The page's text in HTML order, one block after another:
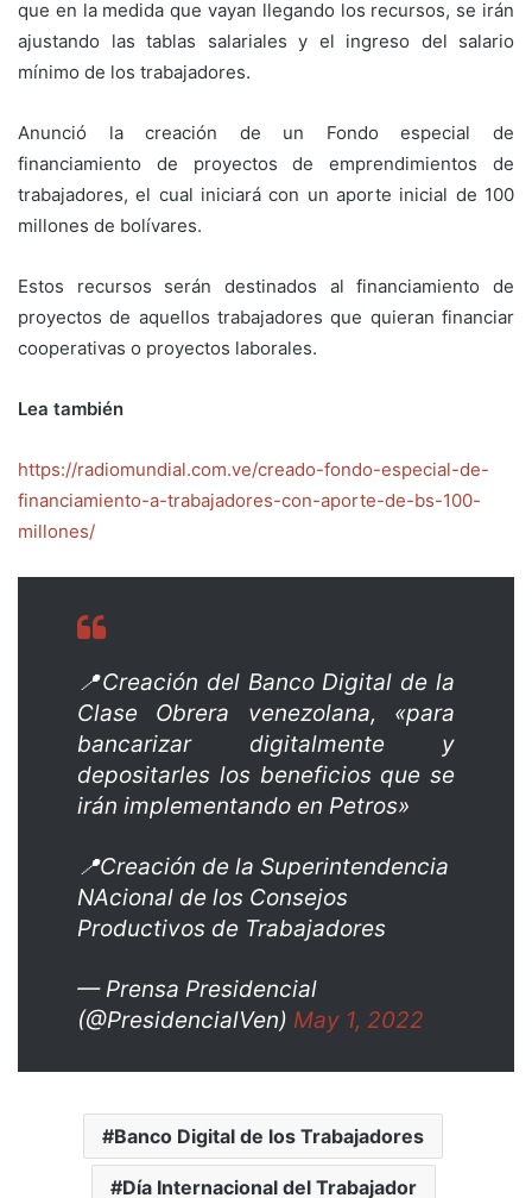
que en la medida que vayan llegando los recursos, se irán
ajustando las tablas salariales y el ingreso del salario
mínimo de los trabajadores.
Anunció la creación de un Fondo especial de
financiamiento de proyectos de emprendimientos de
trabajadores, el cual iniciará con un aporte inicial de 100
millones de bolívares.
Estos recursos serán destinados al financiamiento de
proyectos de aquellos trabajadores que quieran financiar
cooperativas o proyectos laborales.
Lea también
https://radiomundial.com.ve/creado-fondo-especial-de-
financiamiento-a-trabajadores-con-aporte-de-bs-100-
millones/
📍Creación del Banco Digital de la
Clase Obrera venezolana, «para
bancarizar digitalmente y
depositarles los beneficios que se
irán implementando en Petros»
📍Creación de la Superintendencia
NAcional de los Consejos
Productivos de Trabajadores
— Prensa Presidencial
(@PresidencialVen) May 1, 2022
Banco Digital de los Trabajadores
Día Internacional del Trabajador